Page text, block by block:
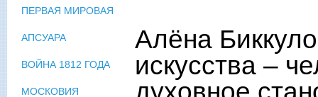
Алёна
искусства –
духовное
ПЕРВАЯ МИРОВАЯ
АПСУАРА
ВОЙНА 1812 ГОДА
МОСКОВИЯ